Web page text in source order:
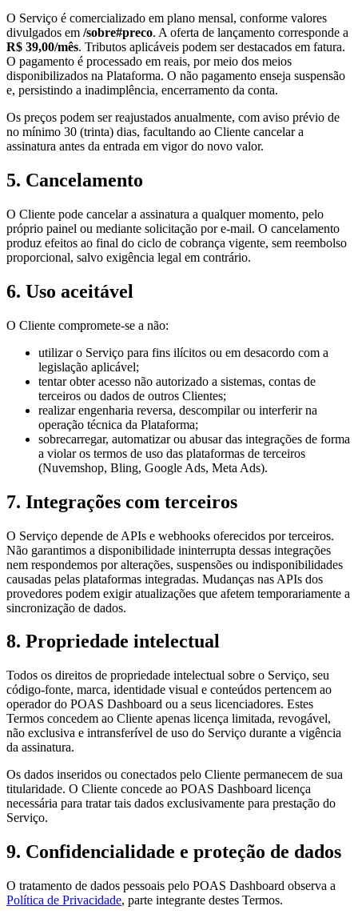
O Serviço é comercializado em plano mensal, conforme valores
divulgados em /sobre#preco. A oferta de lançamento corresponde a
R$ 39,00/mês. Tributos aplicáveis podem ser destacados em fatura.
O pagamento é processado em reais, por meio dos meios
disponibilizados na Plataforma. O não pagamento enseja suspensão
e, persistindo a inadimplência, encerramento da conta.
Os preços podem ser reajustados anualmente, com aviso prévio de
no mínimo 30 (trinta) dias, facultando ao Cliente cancelar a
assinatura antes da entrada em vigor do novo valor.
5. Cancelamento
O Cliente pode cancelar a assinatura a qualquer momento, pelo
próprio painel ou mediante solicitação por e-mail. O cancelamento
produz efeitos ao final do ciclo de cobrança vigente, sem reembolso
proporcional, salvo exigência legal em contrário.
6. Uso aceitável
O Cliente compromete-se a não:
utilizar o Serviço para fins ilícitos ou em desacordo com a
legislação aplicável;
tentar obter acesso não autorizado a sistemas, contas de
terceiros ou dados de outros Clientes;
realizar engenharia reversa, descompilar ou interferir na
operação técnica da Plataforma;
sobrecarregar, automatizar ou abusar das integrações de forma
a violar os termos de uso das plataformas de terceiros
(Nuvemshop, Bling, Google Ads, Meta Ads).
7. Integrações com terceiros
O Serviço depende de APIs e webhooks oferecidos por terceiros.
Não garantimos a disponibilidade ininterrupta dessas integrações
nem respondemos por alterações, suspensões ou indisponibilidades
causadas pelas plataformas integradas. Mudanças nas APIs dos
provedores podem exigir atualizações que afetem temporariamente a
sincronização de dados.
8. Propriedade intelectual
Todos os direitos de propriedade intelectual sobre o Serviço, seu
código-fonte, marca, identidade visual e conteúdos pertencem ao
operador do POAS Dashboard ou a seus licenciadores. Estes
Termos concedem ao Cliente apenas licença limitada, revogável,
não exclusiva e intransferível de uso do Serviço durante a vigência
da assinatura.
Os dados inseridos ou conectados pelo Cliente permanecem de sua
titularidade. O Cliente concede ao POAS Dashboard licença
necessária para tratar tais dados exclusivamente para prestação do
Serviço.
9. Confidencialidade e proteção de dados
O tratamento de dados pessoais pelo POAS Dashboard observa a
Política de Privacidade, parte integrante destes Termos.